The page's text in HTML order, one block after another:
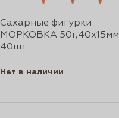
Сахарные фигурки
МОРКОВКА 50г,40х15мм
40шт
Нет в наличии